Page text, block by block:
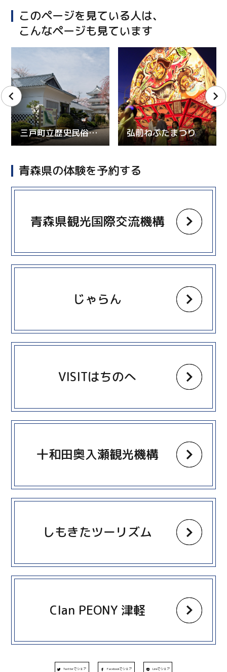
このページを見ている人は、
こんなページも見ています
三戸町立歴史民俗資料館・三戸城温故館 弘前ねぷたまつり
青森県の体験を予約する
青森県観光国際交流機構
more
じゃらん
more
VISITはちのへ
more
十和田奥入瀬観光機構
more
しもきたツーリズム
more
Clan PEONY 津軽
more
Twitterでシェア Facebookでシェア Lineでシェア